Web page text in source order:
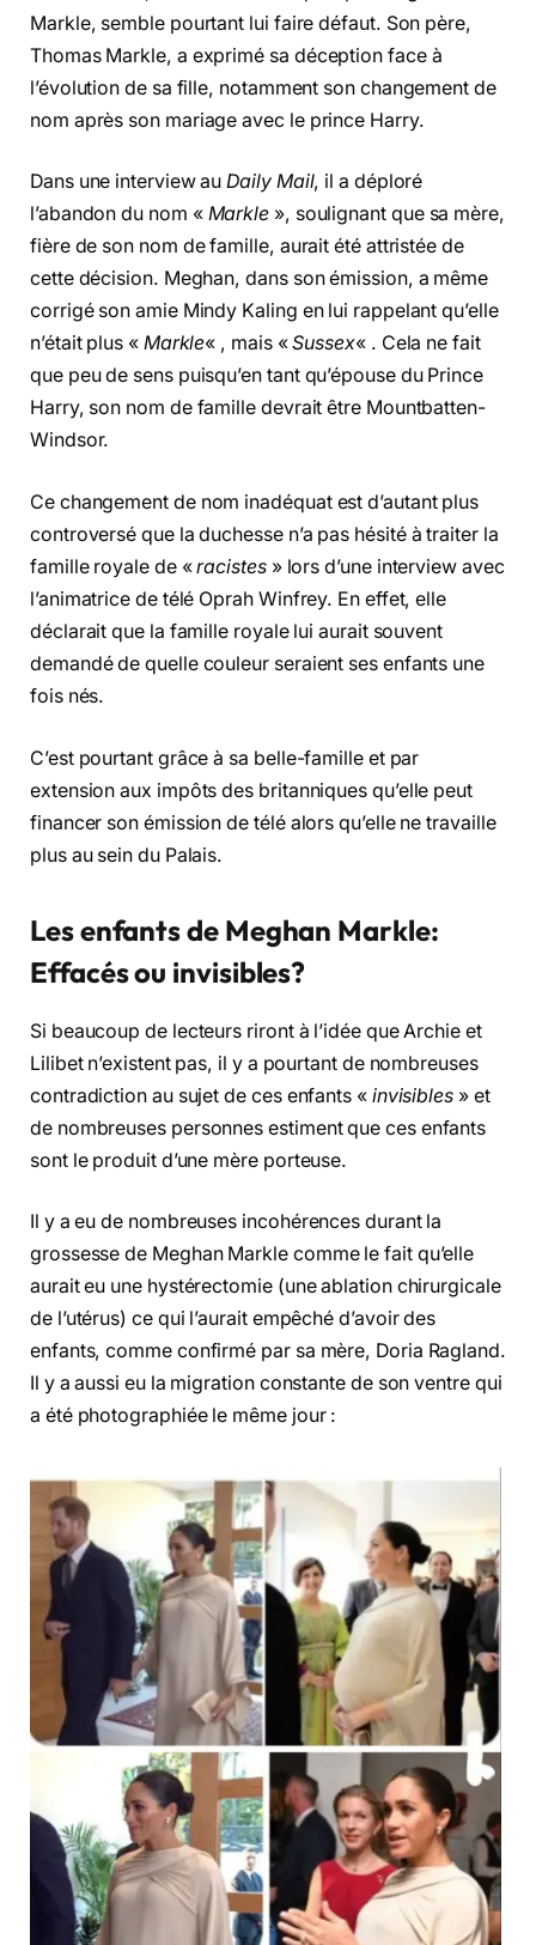
Markle, semble pourtant lui faire défaut. Son père,
Thomas Markle, a exprimé sa déception face à
l’évolution de sa fille, notamment son changement de
nom après son mariage avec le prince Harry.
Dans une interview auDaily Mail, il a déploré
l’abandon du nom « Markle », soulignant que sa mère,
fière de son nom de famille, aurait été attristée de
cette décision. Meghan, dans son émission, a même
corrigé son amie Mindy Kaling en lui rappelant qu’elle
n’était plus « Markle« , mais «Sussex« . Cela ne fait
que peu de sens puisqu’en tant qu’épouse du Prince
Harry, son nom de famille devrait être Mountbatten-
Windsor.
Ce changement de nom inadéquat est d’autant plus
controversé que la duchesse n’a pas hésité à traiter la
famille royale de «racistes» lors d’une interview avec
l’animatrice de télé Oprah Winfrey. En effet, elle
déclarait que la famille royale lui aurait souvent
demandé de quelle couleur seraient ses enfants une
fois nés.
C’est pourtant grâce à sa belle-famille et par
extension aux impôts des britanniques qu’elle peut
financer son émission de télé alors qu’elle ne travaille
plus au sein du Palais.
Les enfants de Meghan Markle:
Effacés ou invisibles?
Si beaucoup de lecteurs riront à l’idée que Archie et
Lilibet n’existent pas, il y a pourtant de nombreuses
contradiction au sujet de ces enfants « invisibles » et
de nombreuses personnes estiment que ces enfants
sont le produit d’une mère porteuse.
Il y a eu de nombreuses incohérences durant la
grossesse de Meghan Markle comme le fait qu’elle
aurait eu une hystérectomie (une ablation chirurgicale
de l’utérus) ce qui l’aurait empêché d’avoir des
enfants, comme confirmé par sa mère, Doria Ragland.
Il y a aussi eu la migration constante de son ventre qui
a été photographiée le même jour :